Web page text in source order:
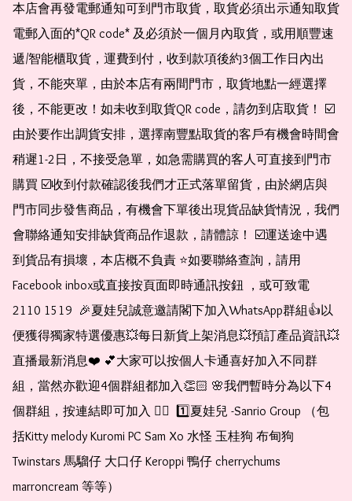
本店會再發電郵通知可到門市取貨，取貨必須出示通知取貨
電郵入面的*QR code* 及必須於一個月內取貨，或用順豐速
遞/智能櫃取貨，運費到付，收到款項後約3個工作日內出
貨，不能夾單，由於本店有兩間門市，取貨地點一經選擇
後，不能更改！如未收到取貨QR code，請勿到店取貨！ ☑️
由於要作出調貨安排，選擇南豐點取貨的客戶有機會時間會
稍遲1-2日，不接受急單，如急需購買的客人可直接到門市
購買 ☑️收到付款確認後我們才正式落單留貨，由於網店與
門市同步發售商品，有機會下單後出現貨品缺貨情況，我們
會聯絡通知安排缺貨商品作退款，請體諒！ ☑️運送途中遇
到貨品有損壞，本店概不負責 ⭐️如要聯絡查詢，請用
Facebook inbox或直接按頁面即時通訊按鈕 ，或可致電
2110 1519  🎉夏娃兒誠意邀請閣下加入WhatsApp群組👍以
便獲得獨家特選優惠💥每日新貨上架消息💥預訂產品資訊💥
直播最新消息❤️ 💕大家可以按個人卡通喜好加入不同群
組，當然亦歡迎4個群組都加入👏🏻 🌸我們暫時分為以下4
個群組，按連結即可加入 👇🏻  1️⃣夏娃兒 -Sanrio Group （包
括Kitty melody Kuromi PC Sam Xo 水怪 玉桂狗 布甸狗
Twinstars 馬騮仔 大口仔 Keroppi 鴨仔 cherrychums
marroncream 等等）